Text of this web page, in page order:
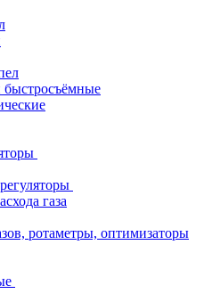
газа
ротаметры, оптимизаторы